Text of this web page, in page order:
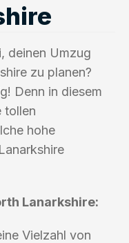
deinen Umzug
zu planen?
Denn in diesem
tollen
hohe
Lanarkshire:
Vielzahl von